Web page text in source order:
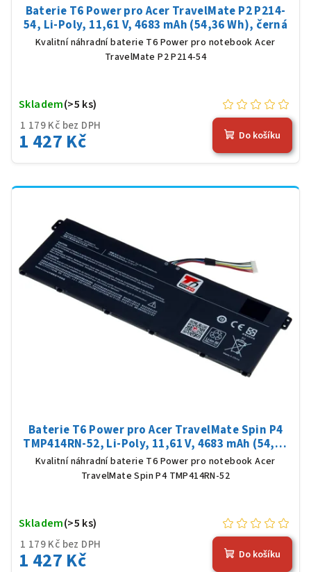
Baterie T6 Power pro Acer TravelMate P2 P214-
54, Li-Poly, 11,61 V, 4683 mAh (54,36 Wh), černá
Kvalitní náhradní baterie T6 Power pro notebook Acer
TravelMate P2 P214-54
1 179 Kč bez DPH
1 427 Kč
Skladem(>5 ks)
Do košíku
Baterie T6 Power pro Acer TravelMate Spin P4
TMP414RN-52, Li-Poly, 11,61 V, 4683 mAh (54,36
Wh), černá
Kvalitní náhradní baterie T6 Power pro notebook Acer
TravelMate Spin P4 TMP414RN-52
1 179 Kč bez DPH
1 427 Kč
Skladem(>5 ks)
Do košíku